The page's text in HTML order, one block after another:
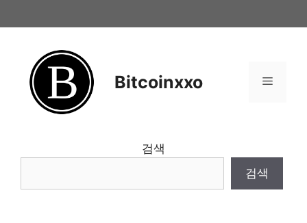
to
Bitcoinxxo Menu
검색
검색